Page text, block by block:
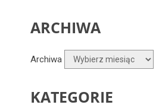
ARCHIWA
Archiwa
KATEGORIE